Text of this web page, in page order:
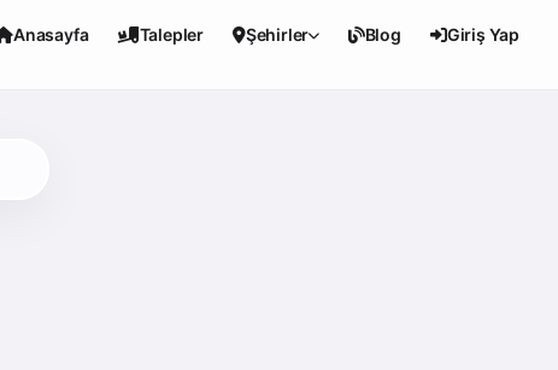
Anasayfa Talepler Şehirler Blog Giriş Yap